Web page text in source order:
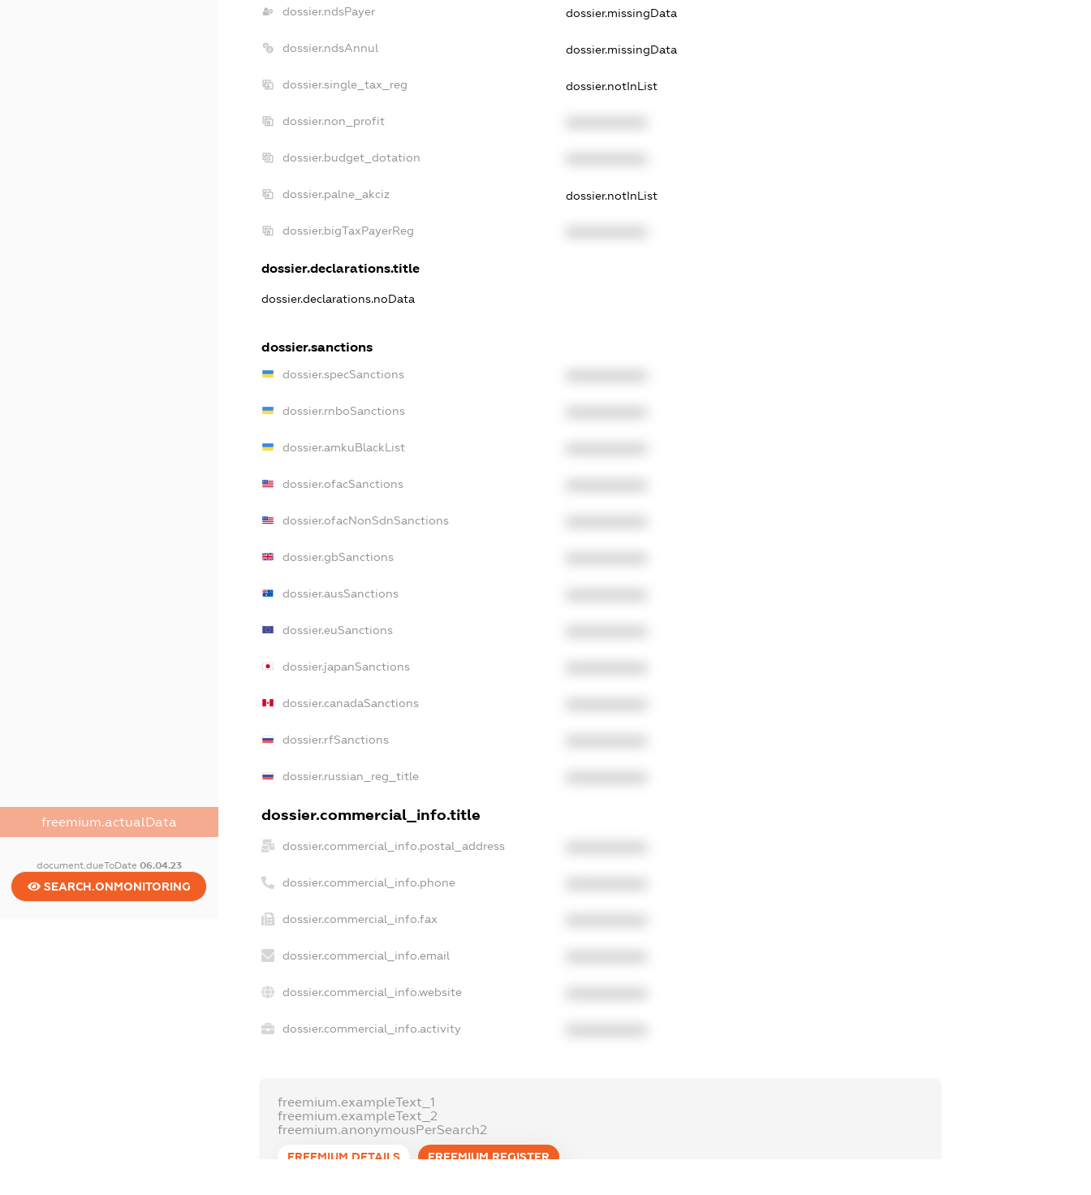
freemium.actualData
document.dueToDate 06.04.23
SEARCH.ONMONITORING
dossier.ndsPayer dossier.missingData
dossier.ndsAnnul dossier.missingData
dossier.single_tax_reg dossier.notInList
dossier.non_profit
dossier.budget_dotation
dossier.palne_akciz dossier.notInList
dossier.bigTaxPayerReg
dossier.declarations.title
dossier.declarations.noData
dossier.sanctions
dossier.specSanctions
dossier.rnboSanctions
dossier.amkuBlackList
dossier.ofacSanctions
dossier.ofacNonSdnSanctions
dossier.gbSanctions
dossier.ausSanctions
dossier.euSanctions
dossier.japanSanctions
dossier.canadaSanctions
dossier.rfSanctions
dossier.russian_reg_title
dossier.commercial_info.title
dossier.commercial_info.postal_address
dossier.commercial_info.phone
dossier.commercial_info.fax
dossier.commercial_info.email
dossier.commercial_info.website
dossier.commercial_info.activity
freemium.exampleText_1
freemium.exampleText_2
freemium.anonymousPerSearch2
FREEMIUM.DETAILS FREEMIUM.REGISTER